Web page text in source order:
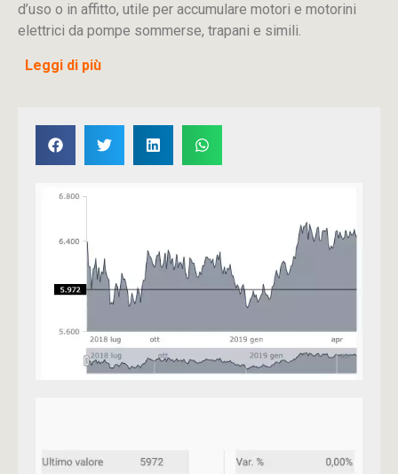
d’uso o in affitto, utile per accumulare motori e motorini
elettrici da pompe sommerse, trapani e simili.
Leggi di più